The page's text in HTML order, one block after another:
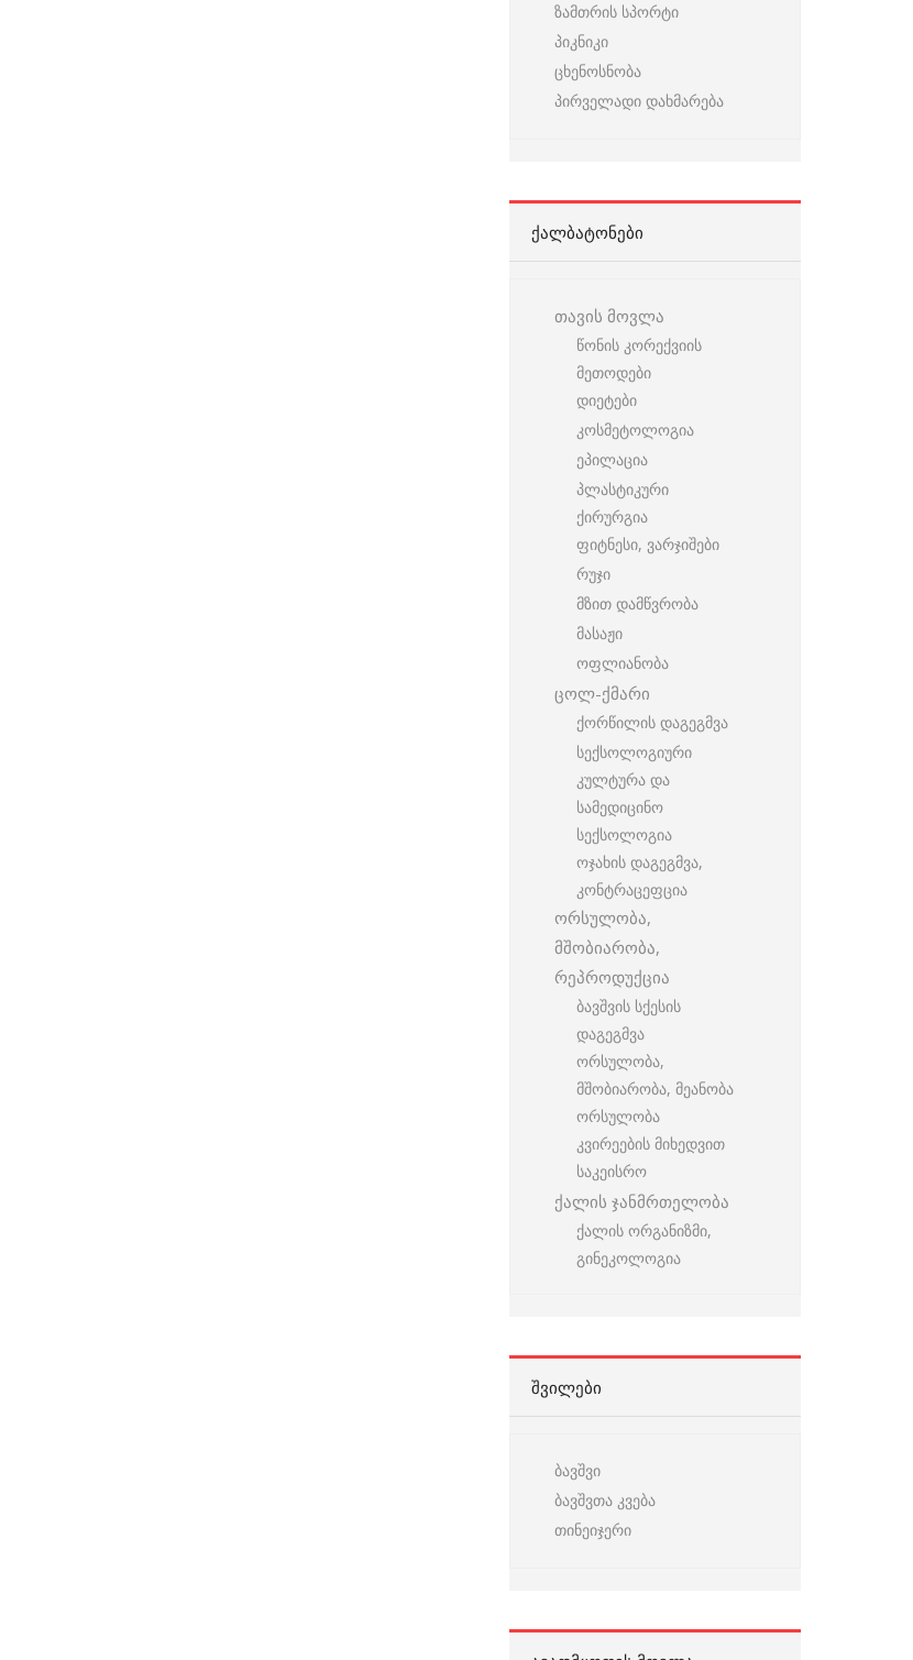
ზამთრის სპორტი
პიკნიკი
ცხენოსნობა
პირველადი დახმარება
ᲥᲐᲚᲑᲐᲢᲝᲜᲔᲑᲘ
თავის მოვლა
წონის კორექვიის
მეთოდები
დიეტები
კოსმეტოლოგია
ეპილაცია
პლასტიკური
ქირურგია
ფიტნესი, ვარჯიშები
რუჯი
მზით დამწვრობა
მასაჟი
ოფლიანობა
ცოლ-ქმარი
ქორწილის დაგეგმვა
სექსოლოგიური
კულტურა და
სამედიცინო
სექსოლოგია
ოჯახის დაგეგმვა,
კონტრაცეფცია
ორსულობა,
მშობიარობა,
რეპროდუქცია
ბავშვის სქესის
დაგეგმვა
ორსულობა,
მშობიარობა, მეანობა
ორსულობა
კვირეების მიხედვით
საკეისრო
ქალის ჯანმრთელობა
ქალის ორგანიზმი,
გინეკოლოგია
ᲨᲕᲘᲚᲔᲑᲘ
ბავშვი
ბავშვთა კვება
თინეიჯერი